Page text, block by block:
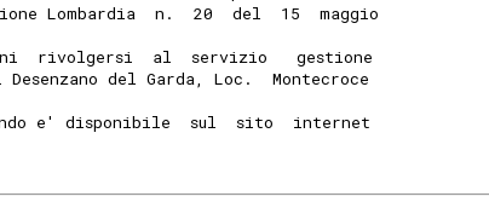
Lombardia  n.  20  del  15  maggio
rivolgersi  al  servizio   gestione
del Garda, Loc.  Montecroce
e' disponibile  sul  sito  internet